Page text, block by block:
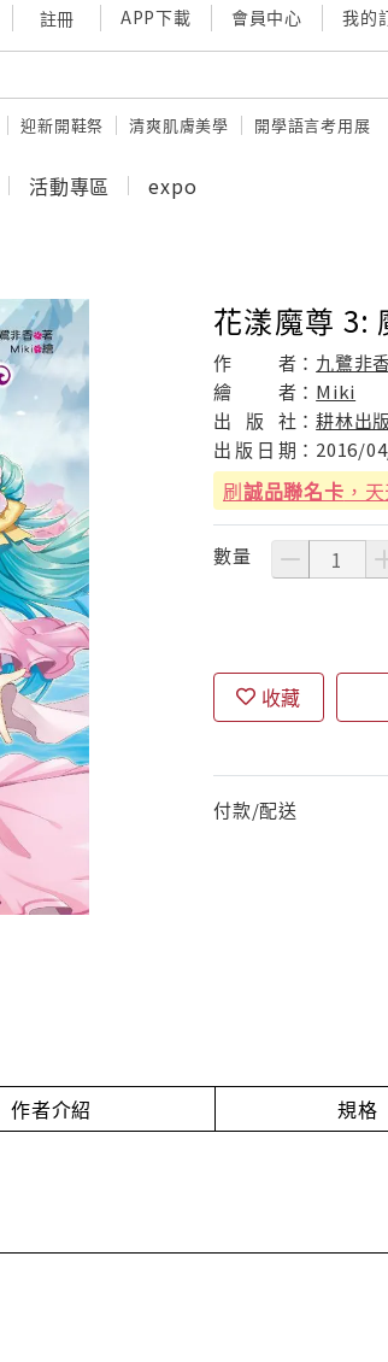
註冊 APP下載 會員中心 我的
迎新開鞋祭 清爽肌膚美學 開學語言考用展
活動專區 expo
花漾魔尊 3:
作 者： 九鷺非
繪
者： Miki
出
版 社：耕林出
出 版 日 期： 2016/
刷誠品聯名卡 ，
數量
收藏
付款/配送
作者介紹 規格